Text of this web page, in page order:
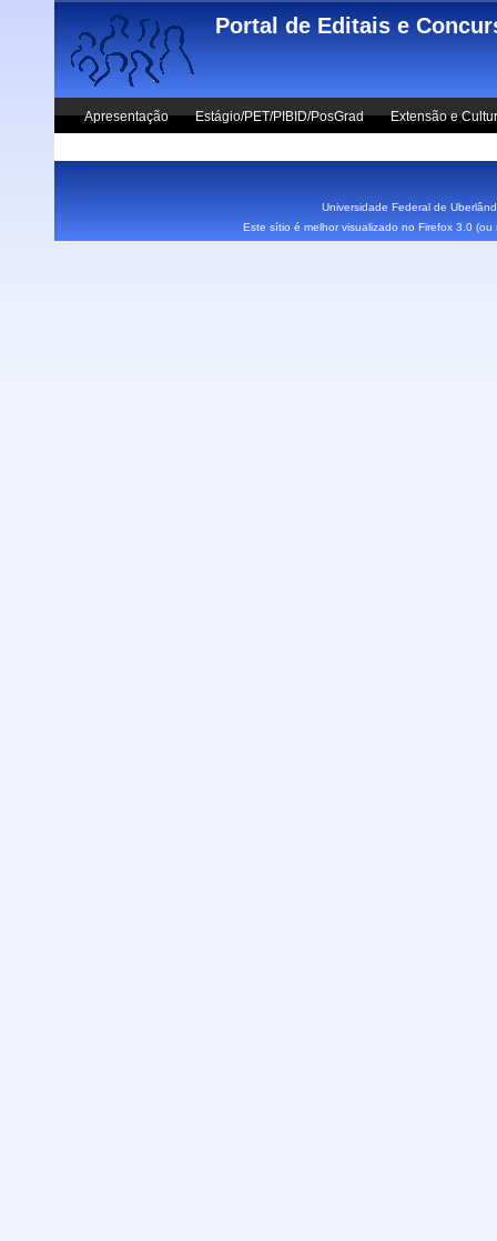
Skip to main content
Portal de Editais e
Apresentação Estágio/PET/PIBID/PosGrad Extensão e
Universidade Federal de
Este sítio é melhor visualizado no Firefox 3.0